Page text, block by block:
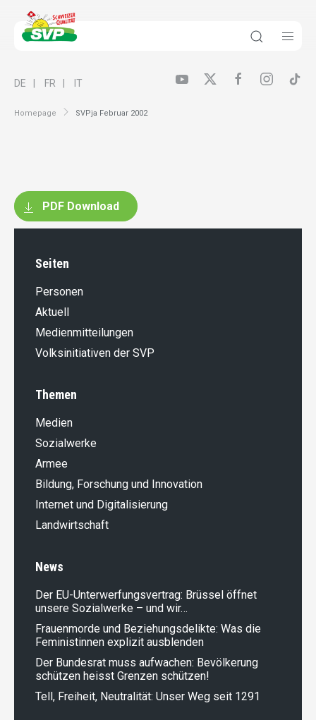
Homepage SVPja Februar 2002
DE FR IT
PDF Download
Seiten
Personen
Aktuell
Medienmitteilungen
Volksinitiativen der SVP
Themen
Medien
Sozialwerke
Armee
Bildung, Forschung und Innovation
Internet und Digitalisierung
Landwirt­schaft
News
Der EU-Unterwerfungsvertrag: Brüssel öffnet
unsere Sozialwerke – und wir…
Frauenmorde und Beziehungsdelikte: Was die
Feministinnen explizit ausblenden
Der Bundesrat muss aufwachen: Bevölkerung
schützen heisst Grenzen schützen!
Tell, Freiheit, Neutralität: Unser Weg seit 1291